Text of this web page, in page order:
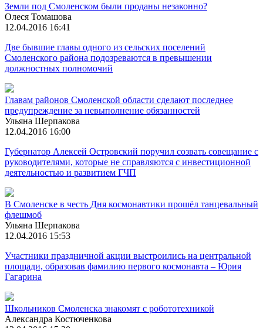
Земли под Смоленском были проданы незаконно?
Олеся Томашова
12.04.2016 16:41
Две бывшие главы одного из сельских поселений
Смоленского района подозреваются в превышении
должностных полномочий
Главам районов Смоленской области сделают последнее
предупреждение за невыполнение обязанностей
Ульяна Шерпакова
12.04.2016 16:00
Губернатор Алексей Островский поручил созвать совещание с
руководителями, которые не справляются с инвестиционной
деятельностью и развитием ГЧП
В Смоленске в честь Дня космонавтики прошёл танцевальный
флешмоб
Ульяна Шерпакова
12.04.2016 15:53
Участники праздничной акции выстроились на центральной
площади, образовав фамилию первого космонавта – Юрия
Гагарина
Школьников Смоленска знакомят с робототехникой
Александра Костюченкова